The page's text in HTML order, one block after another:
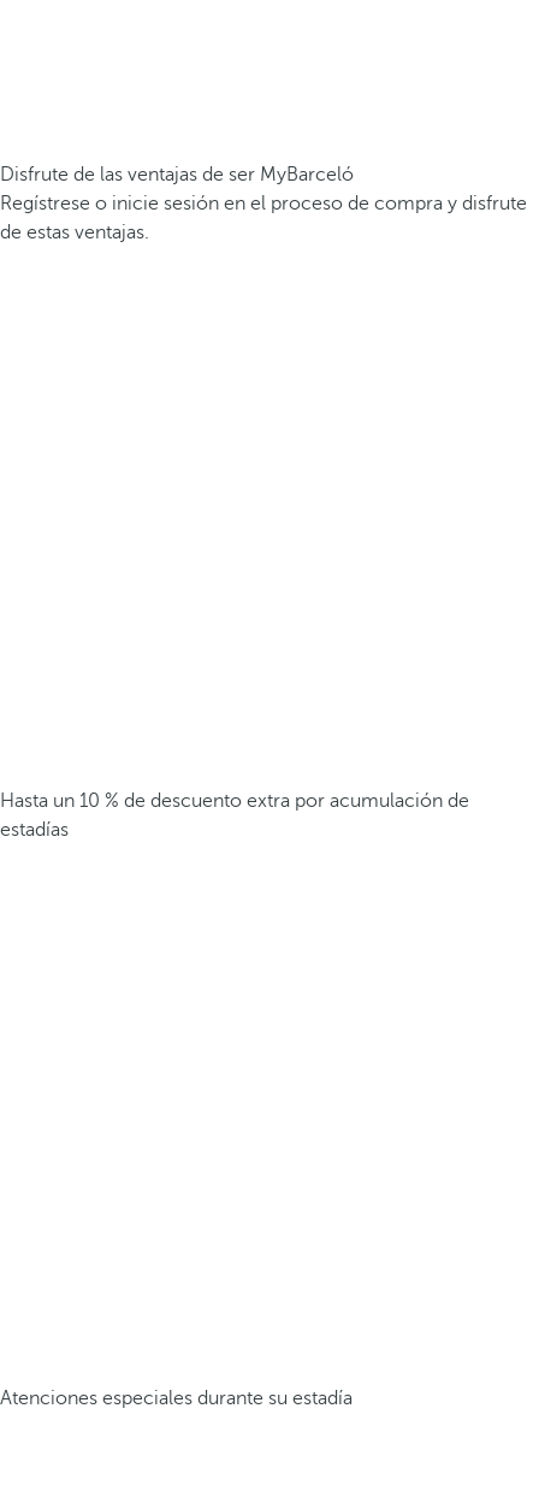
Disfrute de las ventajas de ser MyBarceló
Regístrese o inicie sesión en el proceso de compra y disfrute
de estas ventajas.
Hasta un 10 % de descuento extra por acumulación de
estadías
Atenciones especiales durante su estadía